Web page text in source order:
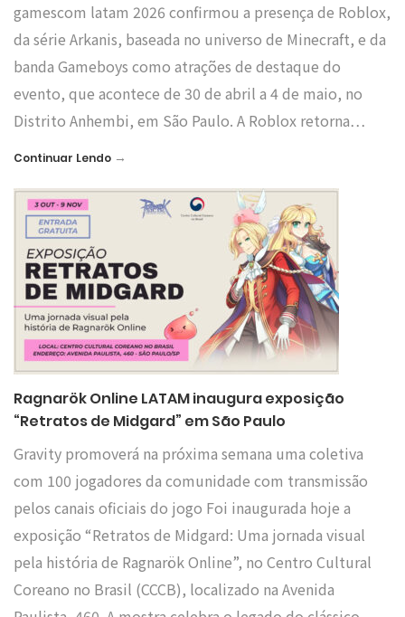
gamescom latam 2026 confirmou a presença de Roblox,
da série Arkanis, baseada no universo de Minecraft, e da
banda Gameboys como atrações de destaque do
evento, que acontece de 30 de abril a 4 de maio, no
Distrito Anhembi, em São Paulo. A Roblox retorna…
Continuar Lendo →
Ragnarök Online LATAM inaugura exposição
“Retratos de Midgard” em São Paulo
Gravity promoverá na próxima semana uma coletiva
com 100 jogadores da comunidade com transmissão
pelos canais oficiais do jogo Foi inaugurada hoje a
exposição “Retratos de Midgard: Uma jornada visual
pela história de Ragnarök Online”, no Centro Cultural
Coreano no Brasil (CCCB), localizado na Avenida